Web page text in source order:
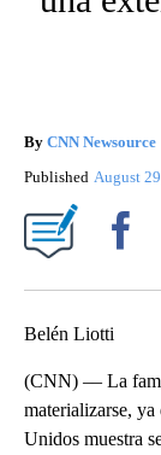
By CNN Newsource
Published August
Belén Liotti
(CNN) –– La
materializarse, ya
Unidos muestra